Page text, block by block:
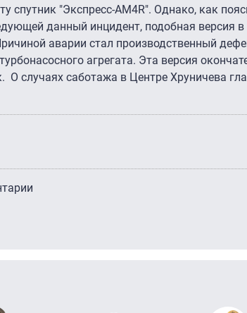
спутник "Экспресс-АМ4R". Однако, как
данный инцидент, подобная версия в
аварии стал производственный
агрегата. Эта версия
случаях саботажа в Центре Хруничева